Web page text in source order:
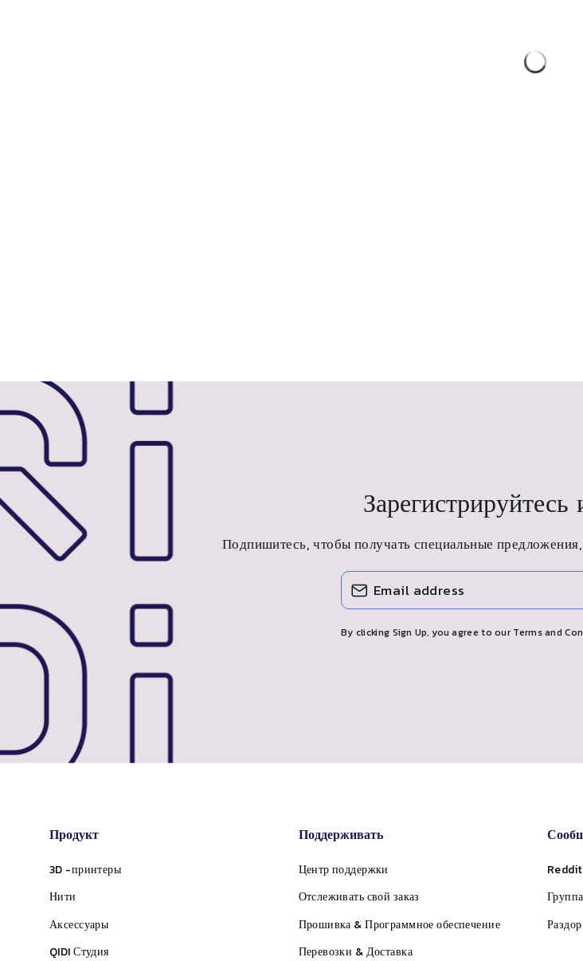
Зарегистрируйтесь
Подпишитесь, чтобы получать специальные
By clicking Sign Up, you agree to our Terms and
Продукт
3D -принтеры
Нити
Аксессуары
QIDIСтудия
Поддерживать
Центр поддержки
Отслеживать свой заказ
Прошивка & Программное обеспечение
Перевозки & Доставка
Reddit
Раздор